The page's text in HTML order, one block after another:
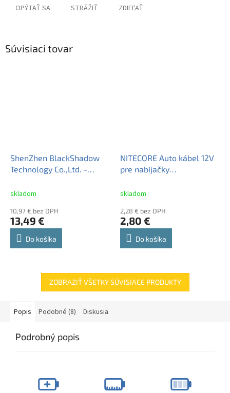
OPÝTAŤ SA STRÁŽIŤ ZDIEĽAŤ
Súvisiaci tovar
ShenZhen BlackShadow
Technology Co.,Ltd. -
Ion cyklistické Aku packy
skladom
10,97 € bez DPH
13,49 €
Do košíka
NITECORE Auto kábel 12V
pre nabíjačky
skladom
2,28 € bez DPH
2,80 €
Do košíka
ZOBRAZIŤ VŠETKY SÚVISIACE PRODUKTY
Popis Podobné (8) Diskusia
Podrobný popis